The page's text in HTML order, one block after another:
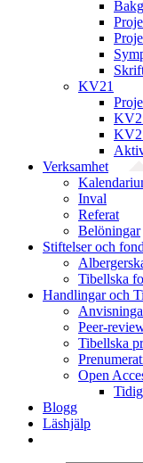
KV21
Verksamhet
Inval
Referat
Belöningar
Stiftelser och
Tibellska
Handlingar och
Peer-
Tibellska
Open
Blogg
Läshjälp